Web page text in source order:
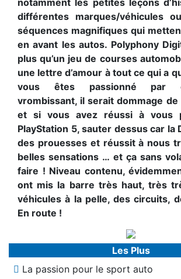
notamment les petites leçons
différentes marques/véhicules
séquences magnifiques qui
en avant les autos. Polyphony
plus qu’un jeu de courses
une lettre d’amour à tout ce qui a
vous êtes passionné par
vrombissant, il serait dommage de
et si vous avez réussi à vous
PlayStation 5, sauter dessus car la
des prouesses et réussit à nous
belles sensations … et ça sans
faire ! Niveau contenu,
ont mis la barre très haut, très
véhicules à la pelle, des circuits,
En route !
Les Plus
La passion pour le sport auto